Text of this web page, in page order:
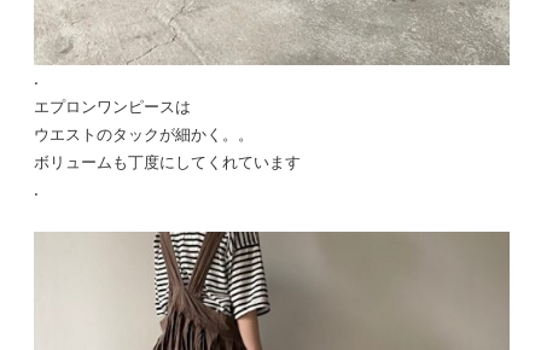
.
エプロンワンピースは
ウエストのタックが細かく。。
ボリュームも丁度にしてくれています
.